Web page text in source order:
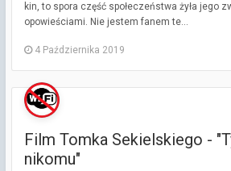
kin, to spora część społeczeństwa żyła jego
opowieściami. Nie jestem fanem te...
4 Października 2019
Film Tomka Sekielskiego -
nikomu"